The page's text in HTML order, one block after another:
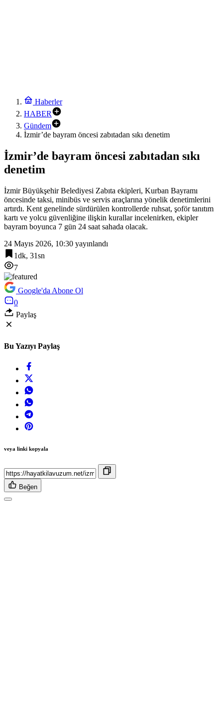
Haberler
HABER
Gündem
İzmir’de bayram öncesi zabıtadan sıkı denetim
İzmir’de bayram öncesi zabıtadan sıkı
denetim
İzmir Büyükşehir Belediyesi Zabıta ekipleri, Kurban Bayramı
öncesinde taksi, minibüs ve servis araçlarına yönelik denetimlerini
artırdı. Kent genelinde sürdürülen kontrollerde ruhsat, şoför tanıtım
kartı ve yolcu güvenliğine ilişkin kurallar incelenirken, ekipler
bayram boyunca 7 gün 24 saat sahada olacak.
24 Mayıs 2026, 10:30 yayınlandı
1dk, 31sn
7
Google'da Abone Ol
0
Paylaş
Bu Yazıyı Paylaş
veya linki kopyala
Beğen